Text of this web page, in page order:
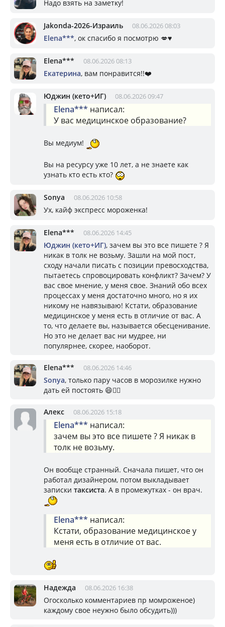
Надо взять на заметку!
Jakonda-2026-Израиль 08.06.2026 08:03
Elena***, ок спасибо я посмотрю 💋♥️
Elena*** 08.06.2026 08:13
Екатерина, вам понравится!!❤️
Юджин (кето+ИГ) 08.06.2026 09:47
Elena*** написал:
У вас медицинское образование?
Вы медиум!
Вы на ресурсу уже 10 лет, а не знаете как
узнать кто есть кто?
Sonya 08.06.2026 10:58
Ух, кайф экспресс мороженка!
Elena*** 08.06.2026 14:45
Юджин (кето+ИГ), зачем вы это все пишете ? Я
никак в толк не возьму. Зашли на мой пост,
сходу начали писать с позиции превосходства,
пытаетесь спровоцировать конфликт? Зачем? У
вас свое мнение, у меня свое. Знаний обо всех
процессах у меня достаточно много, но я их
никому не навязываю! Кстати, образование
медицинское у меня есть в отличие от вас. А
то, что делаете вы, называется обесценивание.
Но это не делает вас ни мудрее, ни
популярнее, скорее, наоборот.
Elena*** 08.06.2026 14:46
Sonya, только пару часов в морозилке нужно
дать ей постоять 😄☝🏼
Алекс 08.06.2026 15:18
Elena*** написал:
зачем вы это все пишете ? Я никак в
толк не возьму.
Он вообще странный. Сначала пишет, что он
работал дизайнером, потом выкладывает
записки таксиста. А в промежутках - он врач.
Elena*** написал:
Кстати, образование медицинское у
меня есть в отличие от вас.
Надежда 08.06.2026 16:38
Огосколько комментариев пр момроженое)
каждому свое неужно было обсудить)))